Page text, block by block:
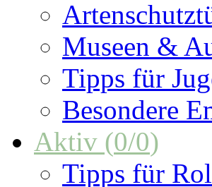
Museen &
Tipps für
Besondere
Aktiv (0/0)
Tipps für